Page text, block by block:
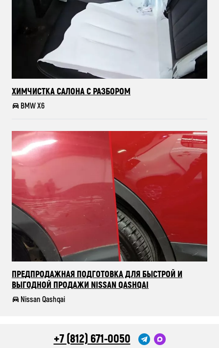
ХИМЧИСТКА САЛОНА С РАЗБОРОМ
BMW X6
ПРЕДПРОДАЖНАЯ ПОДГОТОВКА ДЛЯ БЫСТРОЙ И
ВЫГОДНОЙ ПРОДАЖИ NISSAN QASHQAI
Nissan Qashqai
+7 (812) 671-0050